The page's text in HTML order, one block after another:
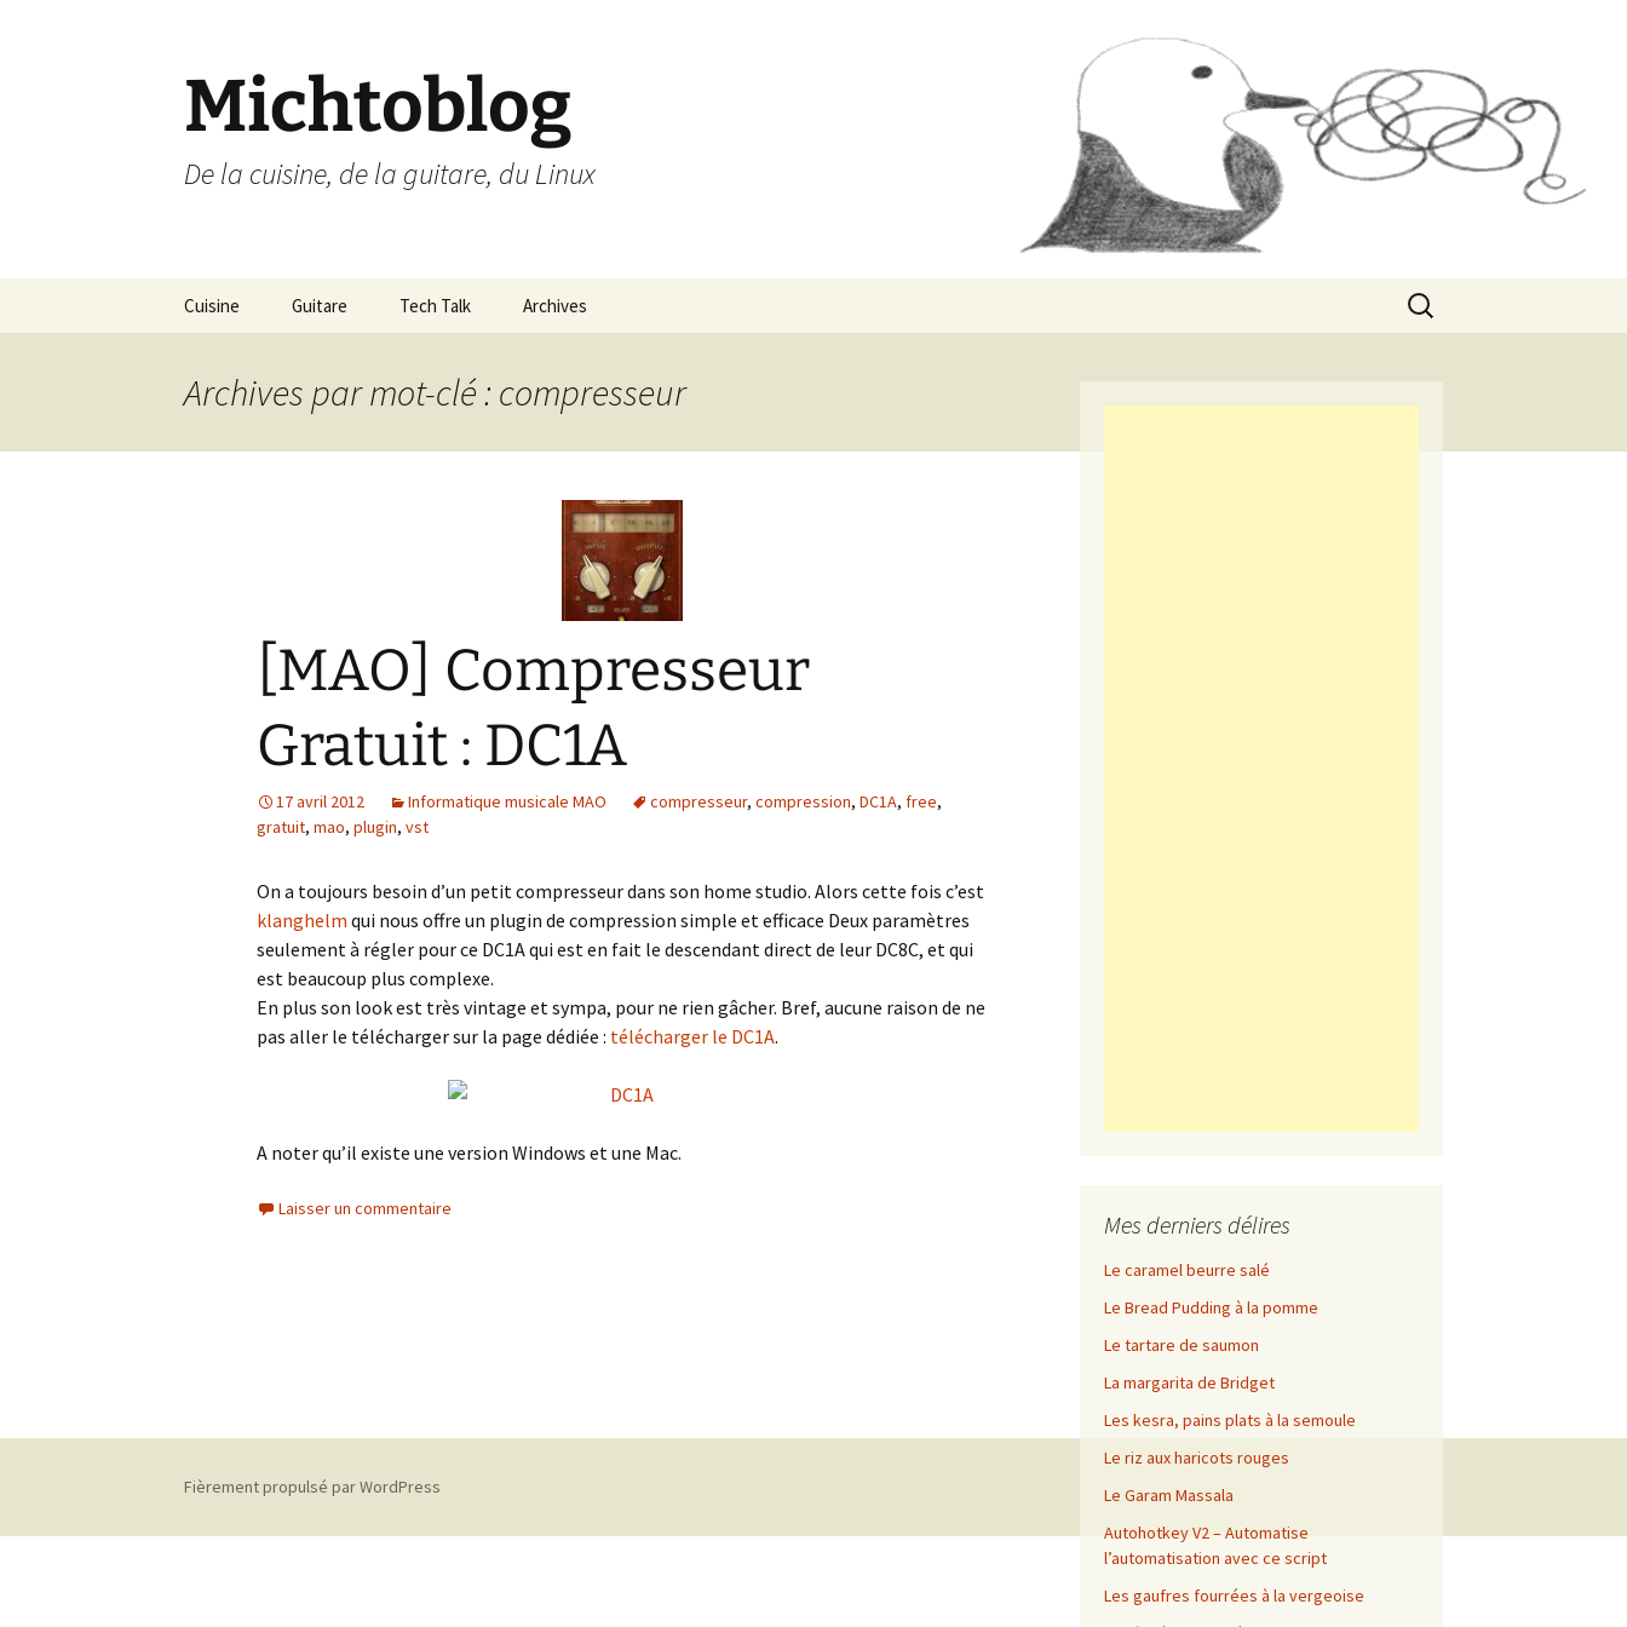
Michtoblog
De la cuisine, de la guitare, du Linux
Cuisine
catégories
Guitare
Enregistrements
Tech Talk Archives
Rechercher :
Archives par mot-clé : compresseur
[MAO] Compresseur
Gratuit : DC1A
17 avril 2012 Informatique musicale MAO compresseur, compression, DC1A, free,
gratuit, mao, plugin, vst
On a toujours besoin d’un petit compresseur dans son home studio. Alors cette fois c’est
klanghelm qui nous offre un plugin de compression simple et efficace Deux paramètres
seulement à régler pour ce DC1A qui est en fait le descendant direct de leur DC8C, et qui
est beaucoup plus complexe.
En plus son look est très vintage et sympa, pour ne rien gâcher. Bref, aucune raison de ne
pas aller le télécharger sur la page dédiée : télécharger le DC1A.
A noter qu’il existe une version Windows et une Mac.
Laisser un commentaire
Mes derniers délires
Le caramel beurre salé
Le Bread Pudding à la pomme
Le tartare de saumon
La margarita de Bridget
Les kesra, pains plats à la semoule
Le riz aux haricots rouges
Le Garam Massala
Autohotkey V2 – Automatise
l’automatisation avec ce script
Les gaufres fourrées à la vergeoise
Fièrement propulsé par WordPress